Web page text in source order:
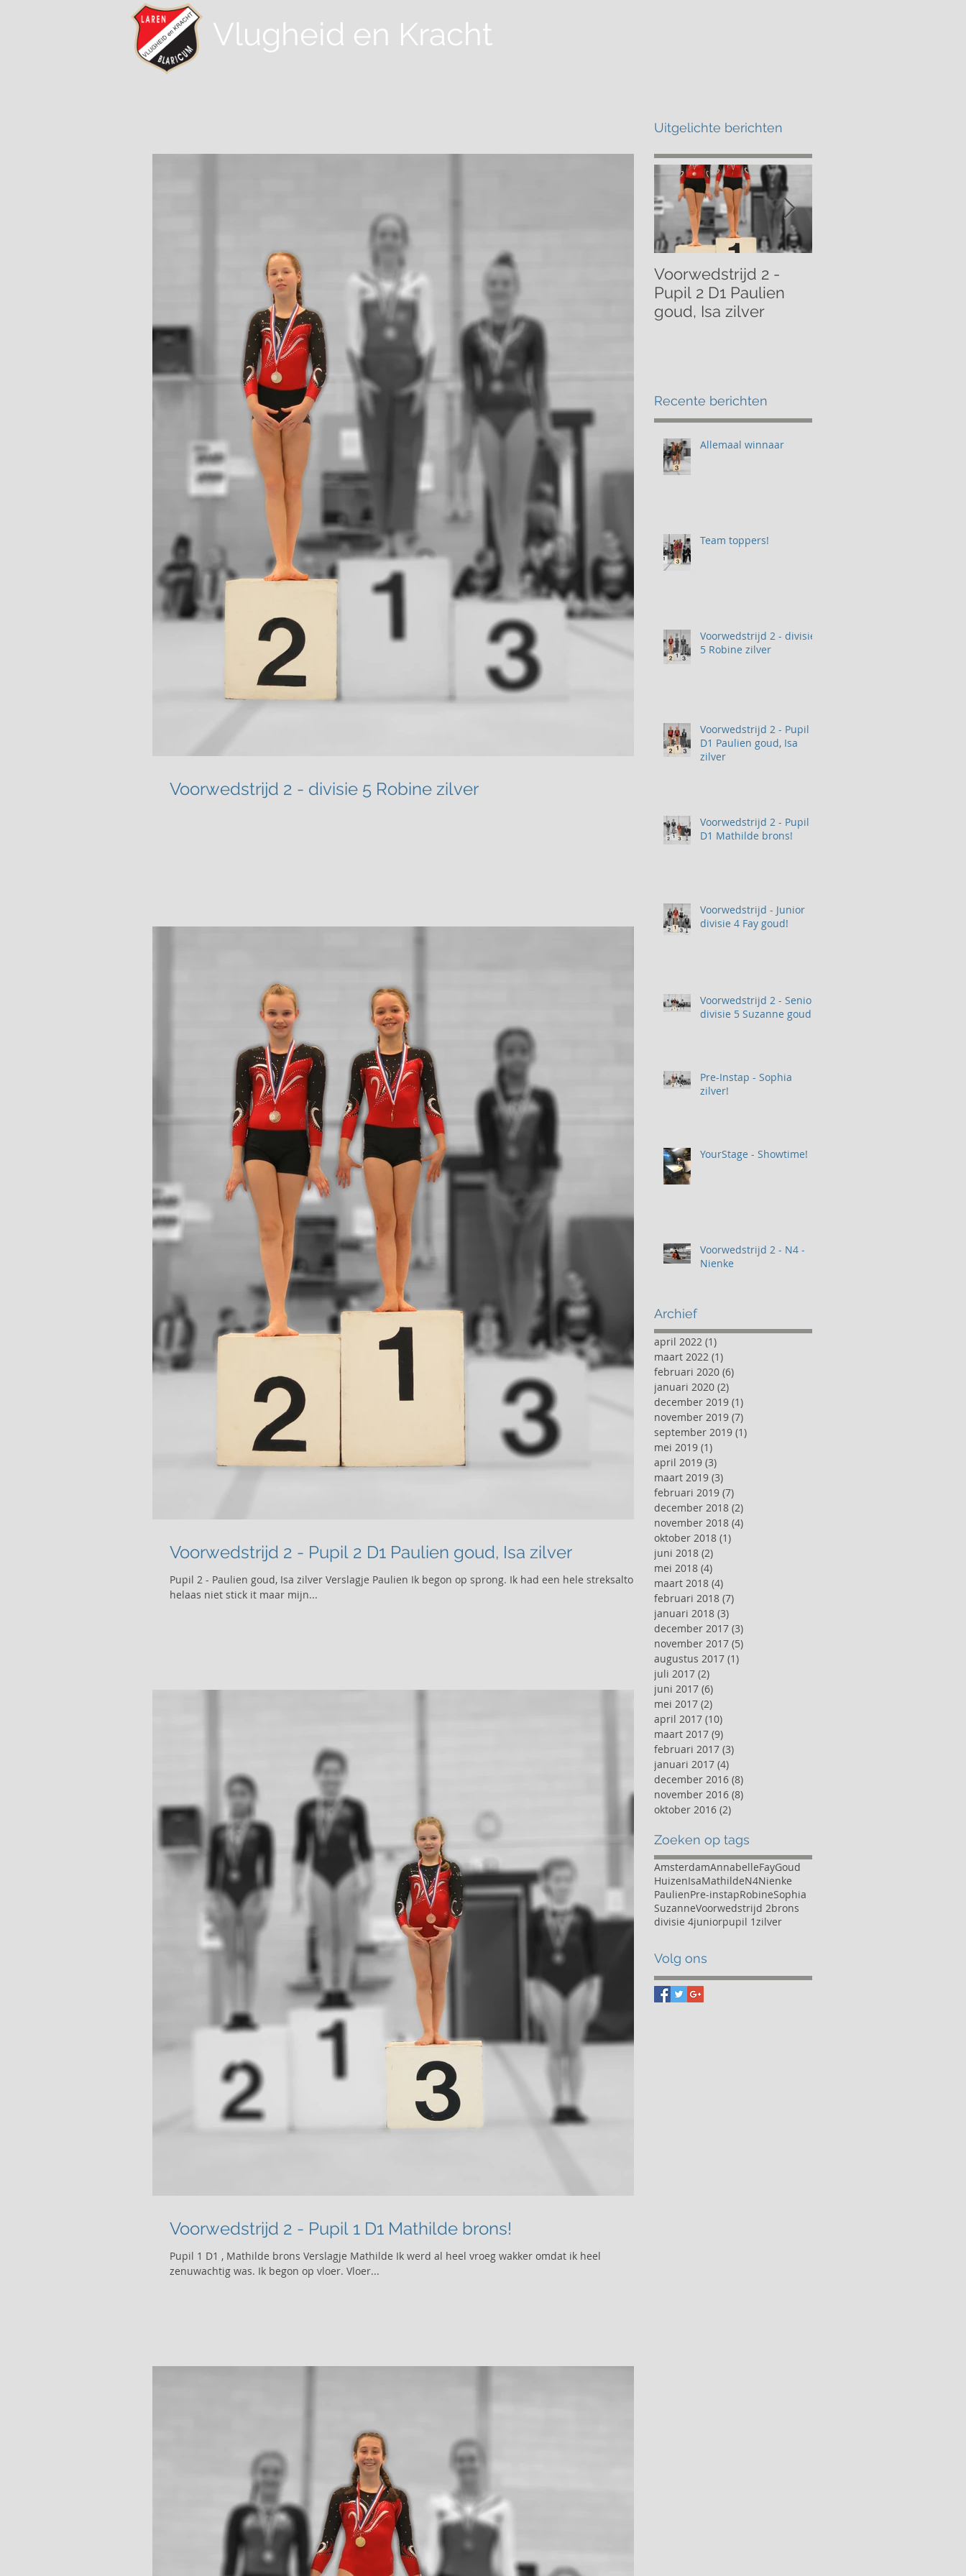
Vlugheid en Kracht
Uitgelichte berichten
Voorwedstrijd 2 - divisie 5 Robine zilver
Voorwedstrijd 2 - Pupil 2 D1 Paulien goud, Isa zilver
Pupil 2 - Paulien goud, Isa zilver Verslagje Paulien Ik begon op sprong. Ik had een hele streksalto
helaas niet stick it maar mijn...
Voorwedstrijd 2 - Pupil 1 D1 Mathilde brons!
Pupil 1 D1 , Mathilde brons Verslagje Mathilde Ik werd al heel vroeg wakker omdat ik heel
zenuwachtig was. Ik begon op vloer. Vloer...
Voorwedstrijd 2 -
Pupil 2 D1 Paulien
goud, Isa zilver
Recente berichten
Allemaal winnaar
Team toppers!
Voorwedstrijd 2 - divisie
5 Robine zilver
Voorwedstrijd 2 - Pupil 2
D1 Paulien goud, Isa
zilver
Voorwedstrijd 2 - Pupil 1
D1 Mathilde brons!
Voorwedstrijd - Junior
divisie 4 Fay goud!
Voorwedstrijd 2 - Senior
divisie 5 Suzanne goud
Pre-Instap - Sophia
zilver!
YourStage - Showtime!
Voorwedstrijd 2 - N4 -
Nienke
Archief
april 2022 (1)
maart 2022 (1)
februari 2020 (6)
januari 2020 (2)
december 2019 (1)
november 2019 (7)
september 2019 (1)
mei 2019 (1)
april 2019 (3)
maart 2019 (3)
februari 2019 (7)
december 2018 (2)
november 2018 (4)
oktober 2018 (1)
juni 2018 (2)
mei 2018 (4)
maart 2018 (4)
februari 2018 (7)
januari 2018 (3)
december 2017 (3)
november 2017 (5)
augustus 2017 (1)
juli 2017 (2)
juni 2017 (6)
mei 2017 (2)
april 2017 (10)
maart 2017 (9)
februari 2017 (3)
januari 2017 (4)
december 2016 (8)
november 2016 (8)
oktober 2016 (2)
Zoeken op tags
AmsterdamAnnabelleFayGoud
HuizenIsaMathildeN4Nienke
PaulienPre-instapRobineSophia
SuzanneVoorwedstrijd 2brons
divisie 4juniorpupil 1zilver
Volg ons